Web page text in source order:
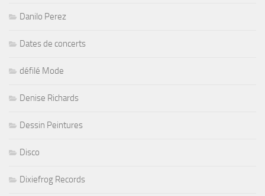
Danilo Perez
Dates de concerts
défilé Mode
Denise Richards
Dessin Peintures
Disco
Dixiefrog Records